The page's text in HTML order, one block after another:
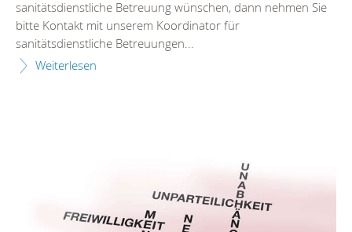
sanitätsdienstliche Betreuung wünschen, dann nehmen Sie
bitte Kontakt mit unserem Koordinator für
sanitätsdienstliche Betreuungen...
Weiterlesen